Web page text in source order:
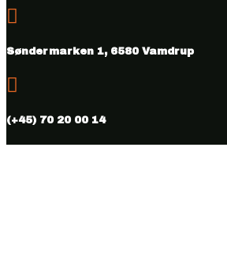

Søndermarken 1, 6580 Vamdrup

(+45) 70 20 00 14